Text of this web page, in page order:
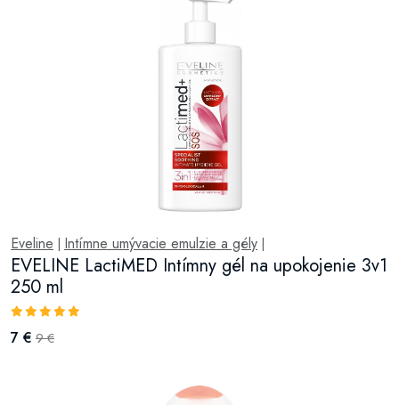
Eveline Intímne umývacie emulzie a gély
EVELINE LactiMED Intímny gél na upokojenie 3v1
250 ml
7 € 9 €